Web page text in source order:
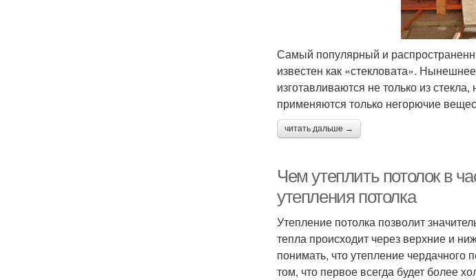
Самый популярный и
известен как «стекловата».
изготавливаются не только из
применяются только негорючие
читать дальше →
Чем утеплить потолок в
утепления потолка
Утепление потолка позволит
тепла происходит через верхние и
понимать, что утепление чердачного
том, что первое всегда будет более